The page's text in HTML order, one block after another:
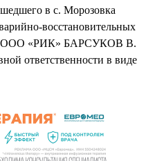
в с. Морозовка
восстановительных
ООО «РИК» БАРСУКОВ В.
ответственности в виде